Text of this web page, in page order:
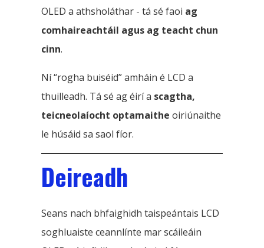
OLED a athsholáthar - tá sé faoi ag
comhaireachtáil agus ag teacht chun
cinn.
Ní “rogha buiséid” amháin é LCD a
thuilleadh. Tá sé ag éirí a scagtha,
teicneolaíocht optamaithe oiriúnaithe
le húsáid sa saol fíor.
Deireadh
Seans nach bhfaighidh taispeántais LCD
soghluaiste ceannlínte mar scáileáin